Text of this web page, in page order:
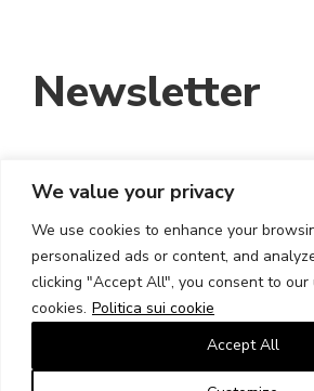
We value your privacy
We use cookies to enhance your
personalized ads or content, and
clicking "Accept All", you consent to our
cookies. Politica sui cookie
Accept All
Newsletter
INDIRIZZO EMAIL:
HO LETTO E ACCETTO I
CONDIZIONI